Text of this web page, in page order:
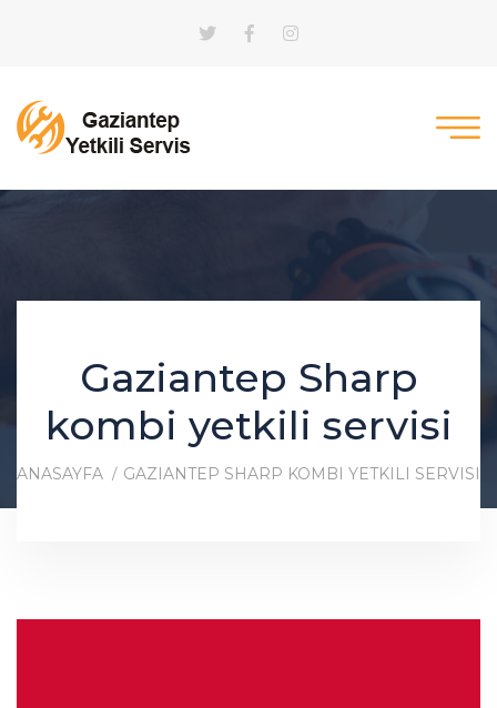
Gaziantep Sharp
kombi yetkili servisi
ANASAYFA GAZIANTEP SHARP KOMBI YETKILI SERVISI